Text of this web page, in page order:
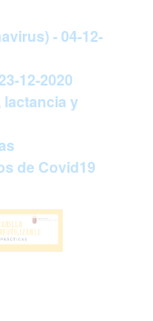
- 04-12-
12-2020
lactancia y
de Covid19